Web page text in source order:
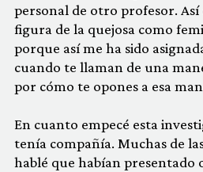
personal de otro profesor. Así
figura de la quejosa como
porque así me ha sido
cuando te llaman de una
por cómo te opones a esa
En cuanto empecé esta
tenía compañía. Muchas de
hablé que habían presentado